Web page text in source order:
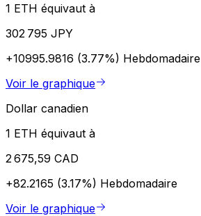
1 ETH équivaut à
302 795 JPY
+10995.9816 (3.77%) Hebdomadaire
Voir le graphique
Dollar canadien
1 ETH équivaut à
2 675,59 CAD
+82.2165 (3.17%) Hebdomadaire
Voir le graphique